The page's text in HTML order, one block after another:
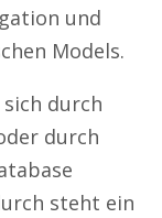
und
Models.
durch
durch
steht ein